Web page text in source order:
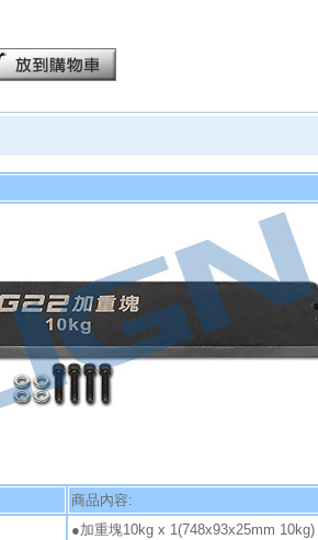
商品內容:
●加重塊10kg x 1(748x93x25mm 10kg)